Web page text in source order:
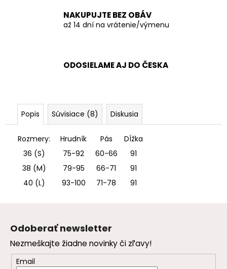
NAKUPUJTE BEZ OBÁV
až 14 dní na vrátenie/výmenu
ODOSIELAME AJ DO ČESKA
Popis Súvisiace (8) Diskusia
Rozmery: Hrudník Pás
DÍžka
36 (S)
75-92 60-66
91
38 (M)
79-95 66-71
91
40 (L)
93-100 71-78 91
Odoberať newsletter
Nezmeškajte žiadne novinky či zľavy!
Email